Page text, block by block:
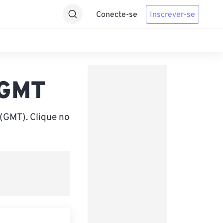
Conecte-se Inscrever-se
Clique no